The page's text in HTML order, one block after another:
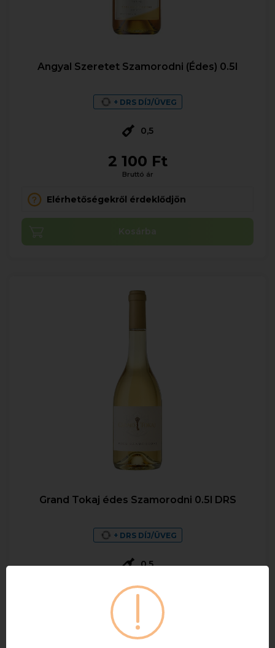
Angyal Szeretet Szamorodni (Édes) 0.5l
+ DRS DÍJ/ÜVEG
0,5
2 100 Ft
Bruttó ár
Elérhetőségekről érdeklődjön
Kosárba
Grand Tokaj édes Szamorodni 0.5l DRS
+ DRS DÍJ/ÜVEG
0,5
1 525 Ft
Elérhetőségekről érdeklődjön